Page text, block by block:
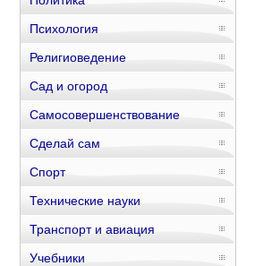
Психология
Религиоведение
Сад и огород
Самосовершенствование
Сделай сам
Спорт
Технические науки
Транспорт и авиация
Учебники